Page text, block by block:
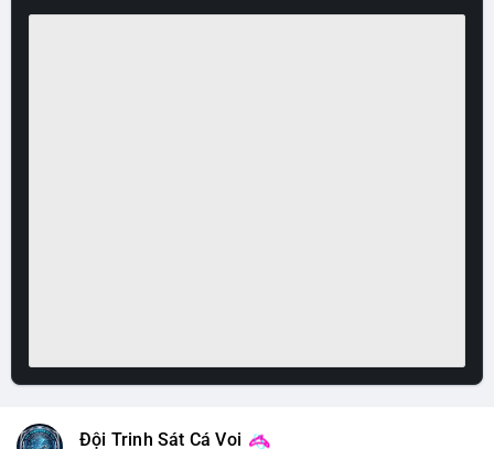
Đội Trinh Sát Cá Voi